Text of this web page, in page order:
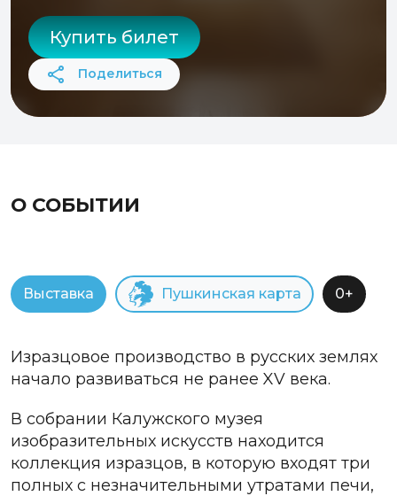
Купить билет
Поделиться
О СОБЫТИИ
Выставка Пушкинская карта 0+
Изразцовое производство в русских землях
начало развиваться не ранее XV века.
В собрании Калужского музея
изобразительных искусств находится
коллекция изразцов, в которую входят три
полных с незначительными утратами печи,